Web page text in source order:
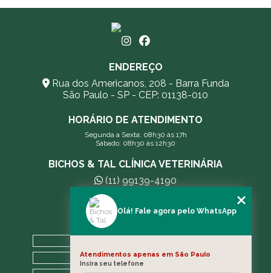
ENDEREÇO
Rua dos Americanos, 208 - Barra Funda
São Paulo - SP - CEP: 01138-010
HORÁRIO DE ATENDIMENTO
Segunda a Sexta: 08h30 às 17h
Sábado: 08h30 às 12h30
BICHOS & TAL CLÍNICA VETERINÁRIA
(11) 99139-4190
andreleecitti5@gmail.com
A CLÍNICA
Olá! Fale agora pelo WhatsApp
Atendimentos apenas em São Paulo
Insira seu telefone